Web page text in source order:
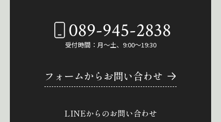
089-945-2838
受付時間：月～土、9:00～19:30
フォームからお問い合わせ
LINEからのお問い合わせ